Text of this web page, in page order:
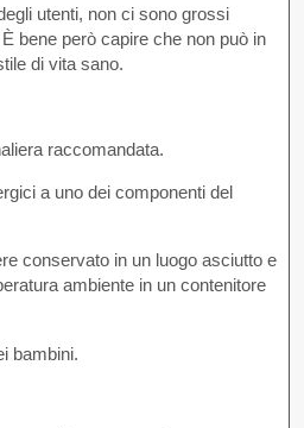
utenti, non ci sono grossi
bene però capire che non può in
di vita sano.
raccomandata.
a uno dei componenti del
conservato in un luogo asciutto e
ambiente in un contenitore
bambini.